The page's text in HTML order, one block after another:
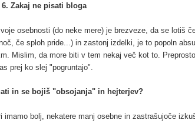
6. Zakaj ne pisati bloga
osebnosti (do neke mere) je brezveze, da se lotiš
če sploh pride...) in zastonj izdelki, je to popoln
Mislim, da more biti v tem nekaj več kot to.
prej ko slej "pogruntajo".
in se bojiš "obsojanja" in hejterjev?
bolj, nekatere manj osebne in zastrašujoče